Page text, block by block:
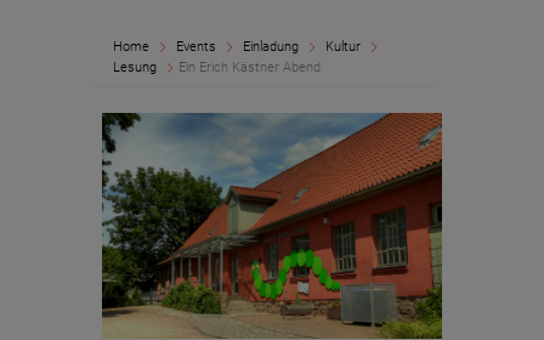
Home Events Einladung
Kultur
Lesung
Ein Erich Kästner Abend